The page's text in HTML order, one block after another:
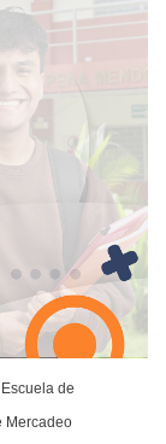
Escuela de
Mercadeo